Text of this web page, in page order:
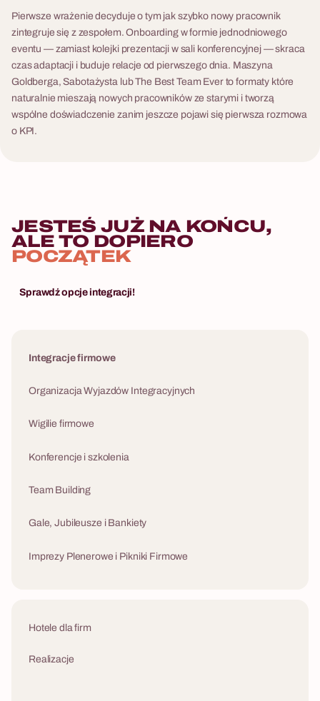
Pierwsze wrażenie decyduje o tym jak szybko nowy pracownik
zintegruje się z zespołem. Onboarding w formie jednodniowego
eventu — zamiast kolejki prezentacji w sali konferencyjnej — skraca
czas adaptacji i buduje relacje od pierwszego dnia. Maszyna
Goldberga, Sabotażysta lub The Best Team Ever to formaty które
naturalnie mieszają nowych pracowników ze starymi i tworzą
wspólne doświadczenie zanim jeszcze pojawi się pierwsza rozmowa
o KPI.
JESTEŚ JUŻ NA KOŃCU,
ALE TO DOPIERO
POCZĄTEK
Sprawdź opcje integracji!
Integracje firmowe
Organizacja Wyjazdów Integracyjnych
Wigilie firmowe
Konferencje i szkolenia
Team Building
Gale, Jubileusze i Bankiety
Imprezy Plenerowe i Pikniki Firmowe
Hotele dla firm
Realizacje